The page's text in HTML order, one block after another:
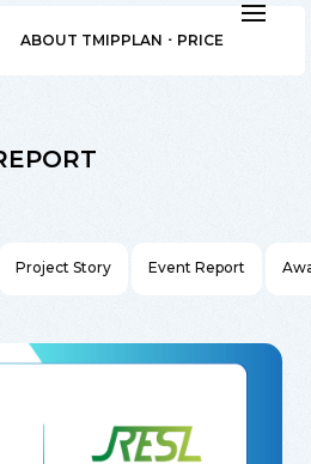
ABOUT TMIPPLAN ･ PRICE
Project Story Event Report